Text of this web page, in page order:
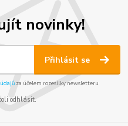
novinky!
Přihlásit se
za účelem rozesílky newsletteru.
odhlásit.